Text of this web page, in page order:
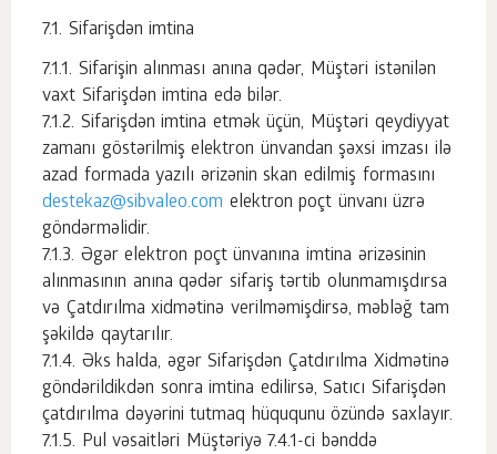
Sifarişdən imtina
Sifarişin alınması anına qədər, Müştəri istənilən
vaxt Sifarişdən imtina edə bilər.
Sifarişdən imtina etmək üçün, Müştəri qeydiyyat
zamanı göstərilmiş elektron ünvandan şəxsi imzası ilə
azad formada yazılı ərizənin skan edilmiş formasını
destekaz@sibvaleo.com elektron poçt ünvanı üzrə
göndərməlidir.
Əgər elektron poçt ünvanına imtina ərizəsinin
alınmasının anına qədər sifariş tərtib olunmamışdırsa
və Çatdırılma xidmətinə verilməmişdirsə, məbləğ tam
şəkildə qaytarılır.
Əks halda, əgər Sifarişdən Çatdırılma Xidmətinə
göndərildikdən sonra imtina edilirsə, Satıcı Sifarişdən
çatdırılma dəyərini tutmaq hüququnu özündə saxlayır.
Pul vəsaitləri Müştəriyə 7.4.1-ci bənddə